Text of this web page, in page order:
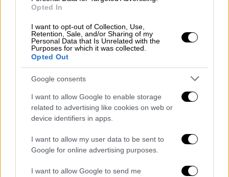
Opted In
I want to opt-out of Collection, Use,
Retention, Sale, and/or Sharing of my
Personal Data that Is Unrelated with the
Purposes for which it was collected.
Opted Out
Google consents
I want to allow Google to enable storage
related to advertising like cookies on web or
device identifiers in apps.
I want to allow my user data to be sent to
Google for online advertising purposes.
I want to allow Google to send me
Μαχαίρωσαν 16χρονο στο 1ο ΕΠΑΛ
Αθηνών - Τον χτυπούσαν ενώ
προσπαθούσε να φύγει
Ως προς τον τρόπο δράστης, η εγκληματική
ομάδα δρούσεκυρίωςστο
Αθήνας και πιο συγκεκριμένα στις περιοχές
του ΑγίουΠαντελεήμονα , τωνΣεπολίων